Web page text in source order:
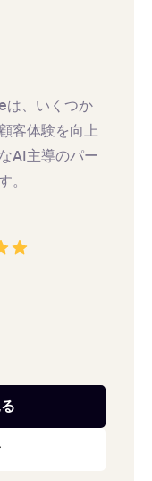
、いくつか
客体験を向上
AI主導のパー
。